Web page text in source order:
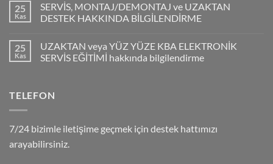
25
Kas
SERVİS, MONTAJ/DEMONTAJ ve UZAKTAN
DESTEK HAKKINDA BİLGİLENDİRME
25
Kas
UZAKTAN veya YÜZ YÜZE KBA ELEKTRONİK
SERVİS EĞİTİMİ hakkında bilgilendirme
TELEFON
7/24 bizimle iletişime geçmek için destek hattımızı
arayabilirsiniz.